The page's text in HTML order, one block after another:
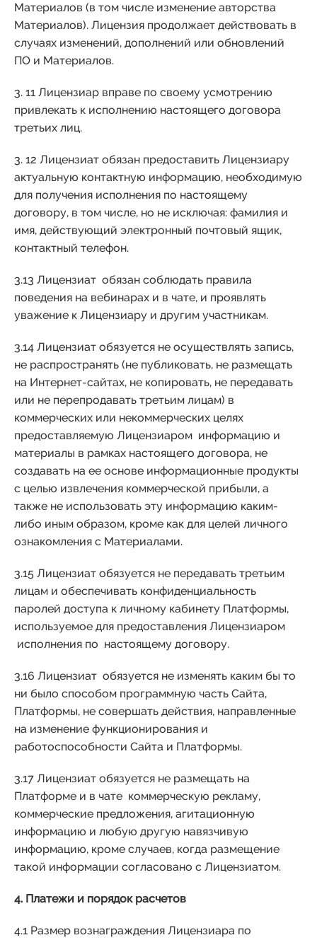
Материалов (в том числе изменение авторства
Материалов). Лицензия продолжает действовать в
случаях изменений, дополнений или обновлений
ПО и Материалов.
3. 11 Лицензиар вправе по своему усмотрению
привлекать к исполнению настоящего договора
третьих лиц.
3. 12 Лицензиат обязан предоставить Лицензиару
актуальную контактную информацию, необходимую
для получения исполнения по настоящему
договору, в том числе, но не исключая: фамилия и
имя, действующий электронный почтовый ящик,
контактный телефон.
3.13 Лицензиат обязан соблюдать правила
поведения на вебинарах и в чате, и проявлять
уважение к Лицензиару и другим участникам.
3.14 Лицензиат обязуется не осуществлять запись,
не распространять (не публиковать, не размещать
на Интернет-сайтах, не копировать, не передавать
или не перепродавать третьим лицам) в
коммерческих или некоммерческих целях
предоставляемую Лицензиаром информацию и
материалы в рамках настоящего договора, не
создавать на ее основе информационные продукты
с целью извлечения коммерческой прибыли, а
также не использовать эту информацию каким-
либо иным образом, кроме как для целей личного
ознакомления с Материалами.
3.15 Лицензиат обязуется не передавать третьим
лицам и обеспечивать конфиденциальность
паролей доступа к личному кабинету Платформы,
используемое для предоставления Лицензиаром
исполнения по настоящему договору.
3.16 Лицензиат обязуется не изменять каким бы то
ни было способом программную часть Сайта,
Платформы, не совершать действия, направленные
на изменение функционирования и
работоспособности Сайта и Платформы.
3.17 Лицензиат обязуется не размещать на
Платформе и в чате коммерческую рекламу,
коммерческие предложения, агитационную
информацию и любую другую навязчивую
информацию, кроме случаев, когда размещение
такой информации согласовано с Лицензиатом.
4. Платежи и порядок расчетов
4.1 Размер вознаграждения Лицензиара по